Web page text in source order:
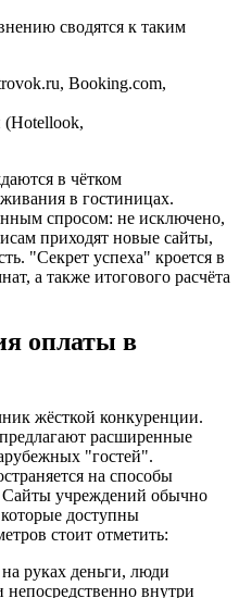
сводятся к таким
Booking.com,
(Hotellook,
в чётком
в гостиницах.
спросом: не исключено,
приходят новые сайты,
"Секрет успеха" кроется в
а также итогового расчёта
оплаты в
жёсткой конкуренции.
расширенные
"гостей".
на способы
учреждений обычно
доступны
стоит отметить:
руках деньги, люди
непосредственно внутри